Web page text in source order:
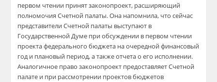
первом чтении принят законопроект, расширяющий
полномочия Счетной палаты. Она напомнила, что сейчас
представители Счетной палаты выступают в
Государственной Думе при обсуждении в первом чтении
проекта федерального бюджета на очередной финансовый
год и плановый период, а также отчета о его исполнении.
Аналогичное право законопроект предоставляет Счетной
палате и при рассмотрении проектов бюджетов